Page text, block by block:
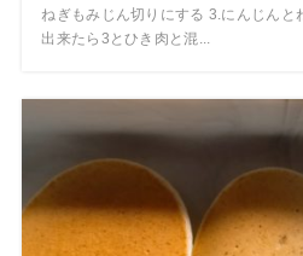
ねぎもみじん切りにする 3.にんじんと
出来たら3とひき肉と混...